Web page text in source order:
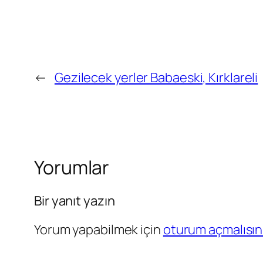
← Gezilecek yerler Babaeski, Kırklareli
Yorumlar
Bir yanıt yazın
Yorum yapabilmek için oturum